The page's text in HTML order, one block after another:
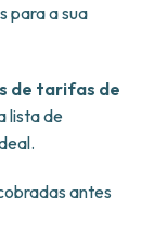
para a sua
de tarifas de
lista de
antes